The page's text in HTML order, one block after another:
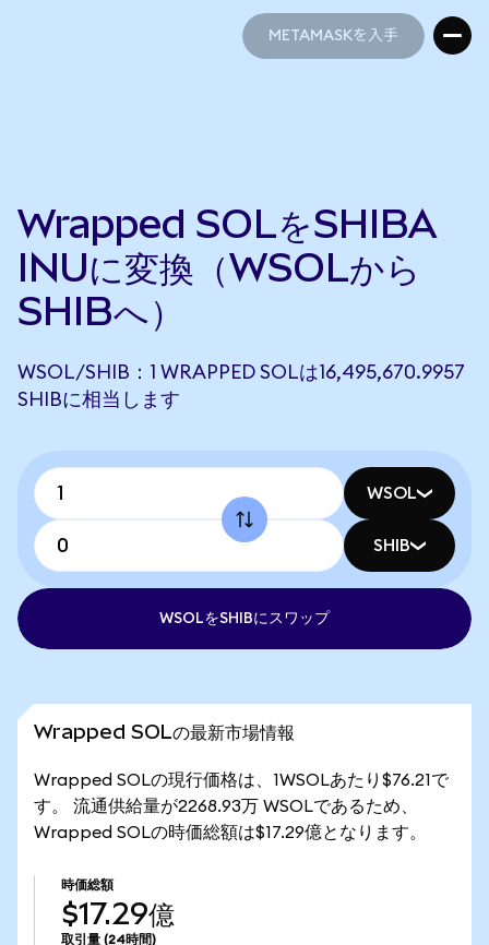
METAMASKを入手
Wrapped SOLをSHIBA
INUに変換（WSOLから
SHIBへ）
WSOL/SHIB：1 WRAPPED SOLは16,495,670.9957
SHIBに相当します
WSOL
SHIB
WSOLをSHIBにスワップ
Wrapped SOLの最新市場情報
Wrapped SOLの現行価格は、1WSOLあたり$76.21で
す。 流通供給量が2268.93万 WSOLであるため、
Wrapped SOLの時価総額は$17.29億となります。
時価総額
$17.29億
取引量 (24時間)